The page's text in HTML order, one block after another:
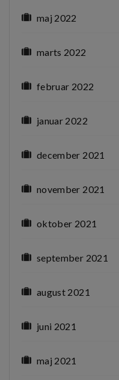
maj 2022
marts 2022
februar 2022
januar 2022
december 2021
november 2021
oktober 2021
september 2021
august 2021
juni 2021
maj 2021